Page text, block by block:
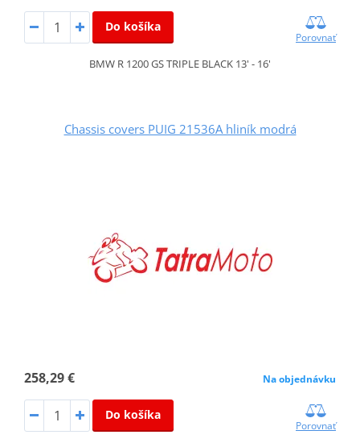
Do košíka
Porovnať
BMW R 1200 GS TRIPLE BLACK 13' - 16'
Chassis covers PUIG 21536A hliník modrá
258,29 € Na objednávku
Do košíka
Porovnať